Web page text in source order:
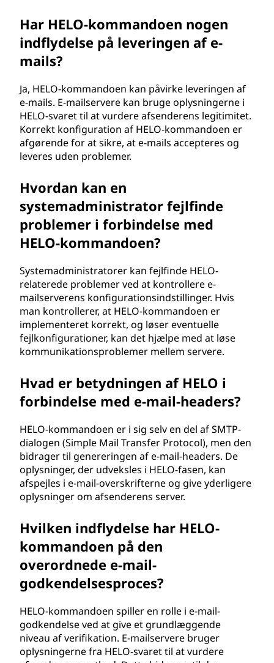
Har HELO-kommandoen nogen
indflydelse på leveringen af e-
mails?
Ja, HELO-kommandoen kan påvirke leveringen af
e-mails. E-mailservere kan bruge oplysningerne i
HELO-svaret til at vurdere afsenderens legitimitet.
Korrekt konfiguration af HELO-kommandoen er
afgørende for at sikre, at e-mails accepteres og
leveres uden problemer.
Hvordan kan en
systemadministrator fejlfinde
problemer i forbindelse med
HELO-kommandoen?
Systemadministratorer kan fejlfinde HELO-
relaterede problemer ved at kontrollere e-
mailserverens konfigurationsindstillinger. Hvis
man kontrollerer, at HELO-kommandoen er
implementeret korrekt, og løser eventuelle
fejlkonfigurationer, kan det hjælpe med at løse
kommunikationsproblemer mellem servere.
Hvad er betydningen af HELO i
forbindelse med e-mail-headers?
HELO-kommandoen er i sig selv en del af SMTP-
dialogen (Simple Mail Transfer Protocol), men den
bidrager til genereringen af e-mail-headers. De
oplysninger, der udveksles i HELO-fasen, kan
afspejles i e-mail-overskrifterne og give yderligere
oplysninger om afsenderens server.
Hvilken indflydelse har HELO-
kommandoen på den
overordnede e-mail-
godkendelsesproces?
HELO-kommandoen spiller en rolle i e-mail-
godkendelse ved at give et grundlæggende
niveau af verifikation. E-mailservere bruger
oplysningerne fra HELO-svaret til at vurdere